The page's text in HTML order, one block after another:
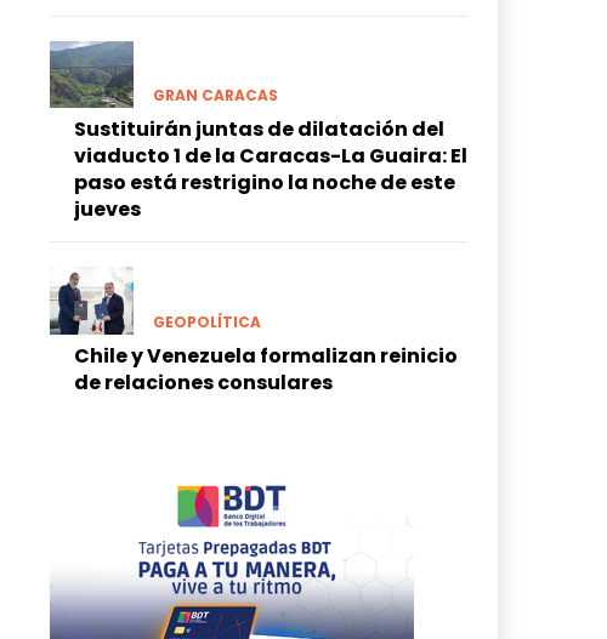
GRAN CARACAS
Sustituirán juntas de dilatación del
viaducto 1 de la Caracas-La Guaira: El
paso está restrigino la noche de este
jueves
GEOPOLÍTICA
Chile y Venezuela formalizan reinicio
de relaciones consulares